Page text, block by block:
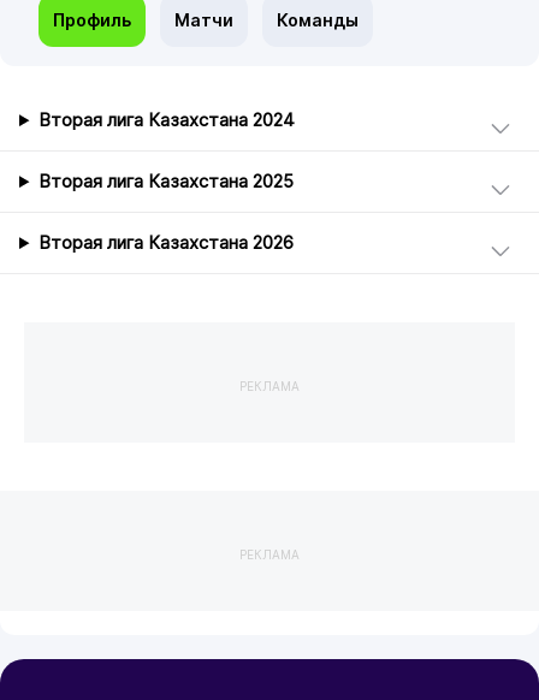
Профиль Матчи Команды
Вторая лига Казахстана 2024
Вторая лига Казахстана 2025
Вторая лига Казахстана 2026
РЕКЛАМА
РЕКЛАМА